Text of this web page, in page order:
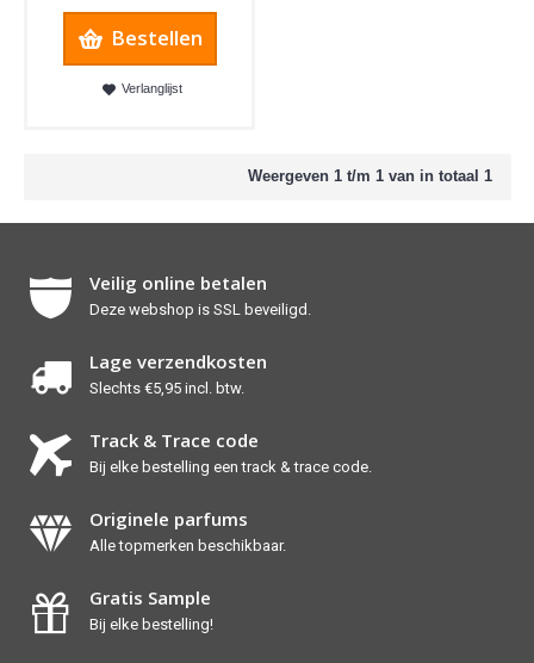
Bestellen
Verlanglijst
Weergeven 1 t/m 1 van in totaal 1
Veilig online betalen
Deze webshop is SSL beveiligd.
Lage verzendkosten
Slechts €5,95 incl. btw.
Track & Trace code
Bij elke bestelling een track & trace code.
Originele parfums
Alle topmerken beschikbaar.
Gratis Sample
Bij elke bestelling!